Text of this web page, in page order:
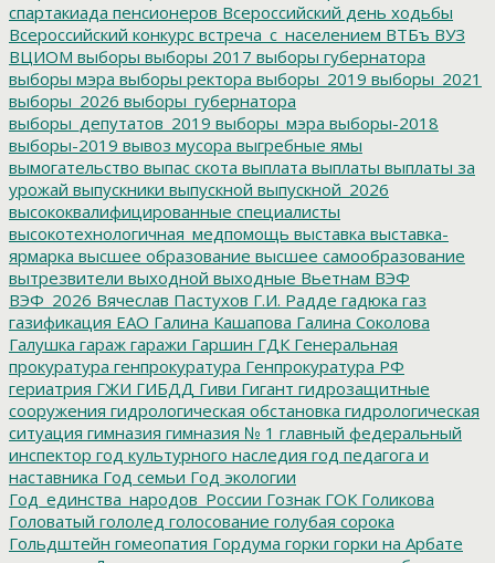
спартакиада пенсионеров Всероссийский день ходьбы
Всероссийский конкурс встреча_с_населением ВТБъ ВУЗ
ВЦИОМ выборы выборы 2017 выборы губернатора
выборы мэра выборы ректора выборы_2019 выборы_2021
выборы_2026 выборы_губернатора
выборы_депутатов_2019 выборы_мэра выборы-2018
выборы-2019 вывоз мусора выгребные ямы
вымогательство выпас скота выплата выплаты выплаты за
урожай выпускники выпускной выпускной_2026
высококвалифицированные специалисты
высокотехнологичная_медпомощь выставка выставка-
ярмарка высшее образование высшее самообразование
вытрезвители выходной выходные Вьетнам ВЭФ
ВЭФ_2026 Вячеслав Пастухов Г.И. Радде гадюка газ
газификация ЕАО Галина Кашапова Галина Соколова
Галушка гараж гаражи Гаршин ГДК Генеральная
прокуратура генпрокуратура Генпрокуратура РФ
гериатрия ГЖИ ГИБДД Гиви Гигант гидрозащитные
сооружения гидрологическая обстановка гидрологическая
ситуация гимназия гимназия № 1 главный федеральный
инспектор год культурного наследия год педагога и
наставника Год семьи Год экологии
Год_единства_народов_России Гознак ГОК Голикова
Головатый гололед голосование голубая сорока
Гольдштейн гомеопатия Гордума горки горки на Арбате